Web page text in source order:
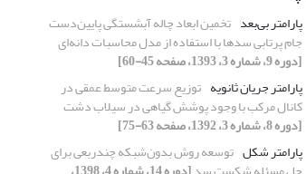
پارامتر بی‌بعد تخمین ابعاد چاله آبشستگی پایین‌دست
جام پرتابی سدها با استفاده از مدل محاسبات دانه‌ای
[دوره 9، شماره 3، 1393، صفحه 45-60]
پارامتر جریان ثانویه توزیع سرعت متوسط عمقی در
کانال مرکب با وجود پوشش گیاهی در سیلاب دشت
[دوره 8، شماره 3، 1392، صفحه 63-75]
پارامتر شکل توسعه روش بدون‌شبکه چندربعی برای